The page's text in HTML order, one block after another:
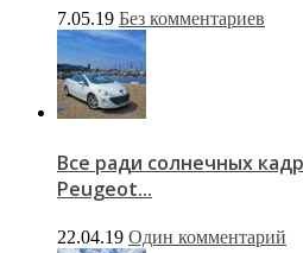
7.05.19 Без комментариев
Все ради солнечных
Peugeot...
22.04.19 Один комментарий